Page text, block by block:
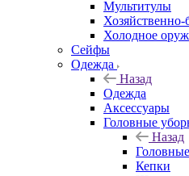
Мультитулы
Холодное
Сейфы
Одежда
Назад
Одежда
Аксессуары
Головные
Назад
Кепки